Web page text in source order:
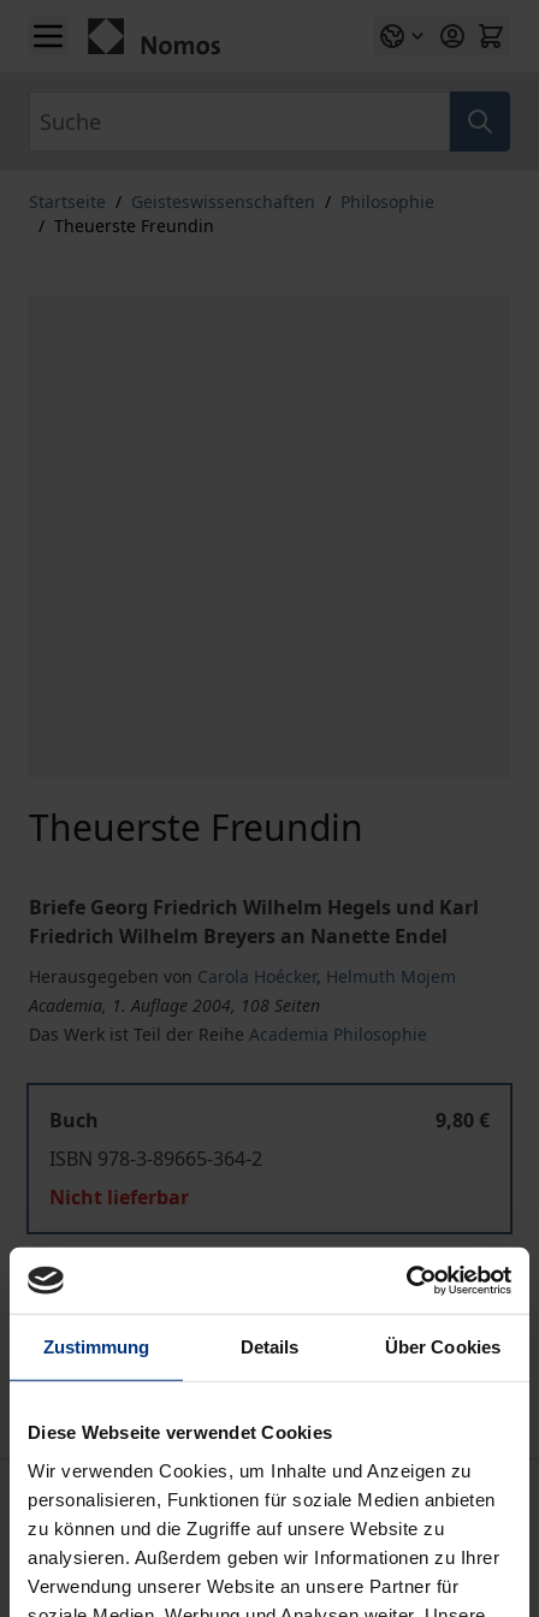
Zustimmung Details Über Cookies
Diese Webseite verwendet Cookies
Wir verwenden Cookies, um Inhalte und Anzeigen zu
personalisieren, Funktionen für soziale Medien anbieten
zu können und die Zugriffe auf unsere Website zu
analysieren. Außerdem geben wir Informationen zu Ihrer
Verwendung unserer Website an unsere Partner für
Zum Inhalt springen
Startseite / Geisteswissenschaften / Philosophie
/ Theuerste Freundin
Theuerste Freundin
Briefe Georg Friedrich Wilhelm Hegels und Karl
Friedrich Wilhelm Breyers an Nanette Endel
Herausgegeben von Carola Hoécker, Helmuth Mojem
Academia, 1. Auflage 2004, 108 Seiten
Das Werk ist Teil der Reihe Academia Philosophie
Buch
9,80 €
ISBN 978-3-89665-364-2
Nicht lieferbar
Zur Wunschliste hinzufügen
Beschreibung
Nanette Endel (1774-1841), die Stuttgarter Freundin
des jungen Hegel, der er aus Frankfurt